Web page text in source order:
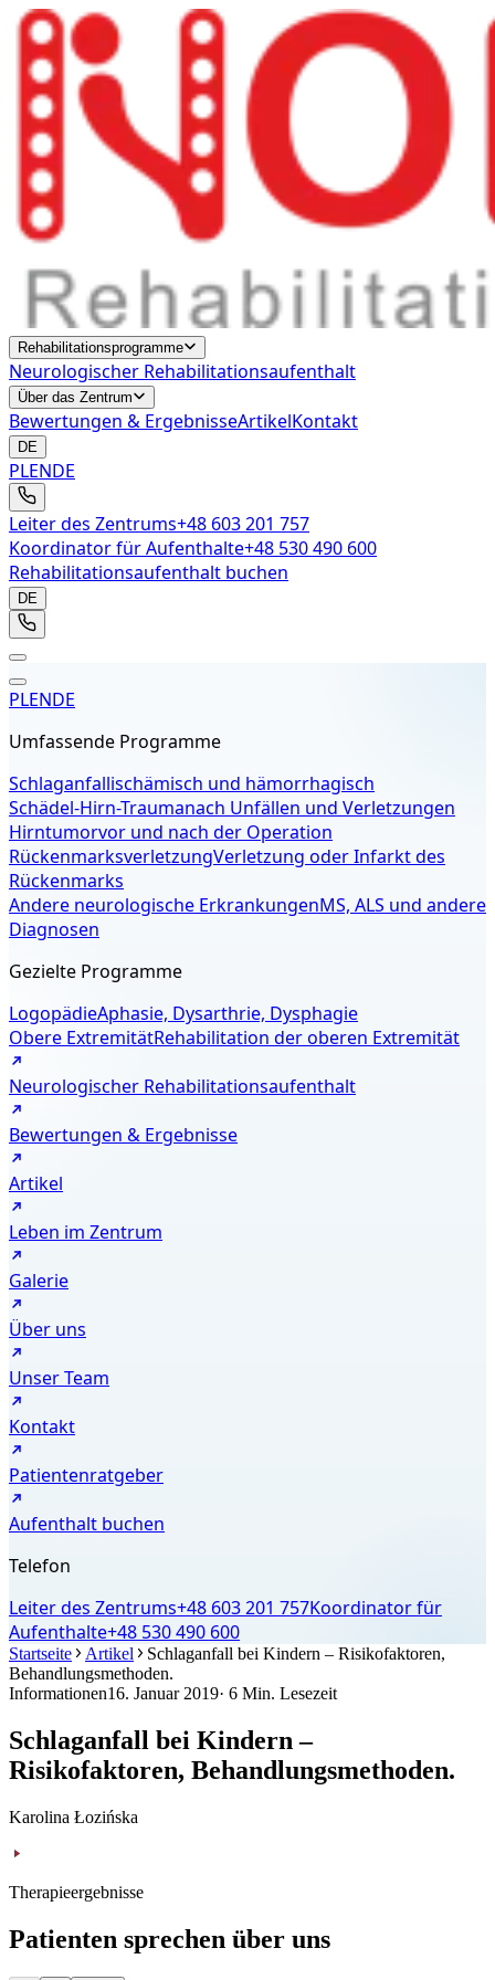
Rehabilitationsprogramme
Neurologischer Rehabilitationsaufenthalt
Über das Zentrum
Bewertungen & ErgebnisseArtikelKontakt
DE
PLENDE
Leiter des Zentrums+48 603 201 757
Koordinator für Aufenthalte+48 530 490 600
Rehabilitationsaufenthalt buchen
DE
PLENDE
Umfassende Programme
Schlaganfallischämisch und hämorrhagisch
Schädel-Hirn-Traumanach Unfällen und Verletzungen
Hirntumorvor und nach der Operation
RückenmarksverletzungVerletzung oder Infarkt des
Rückenmarks
Andere neurologische ErkrankungenMS, ALS und andere
Diagnosen
Gezielte Programme
LogopädieAphasie, Dysarthrie, Dysphagie
Obere ExtremitätRehabilitation der oberen Extremität
Neurologischer Rehabilitationsaufenthalt
Bewertungen & Ergebnisse
Artikel
Leben im Zentrum
Galerie
Über uns
Unser Team
Kontakt
Patientenratgeber
Aufenthalt buchen
Telefon
Leiter des Zentrums+48 603 201 757Koordinator für
Aufenthalte+48 530 490 600
Startseite Artikel
Schlaganfall bei Kindern – Risikofaktoren,
Behandlungsmethoden.
Informationen16. Januar 2019· 6 Min. Lesezeit
Schlaganfall bei Kindern –
Risikofaktoren, Behandlungsmethoden.
Karolina Łozińska
Therapieergebnisse
Patienten sprechen über uns